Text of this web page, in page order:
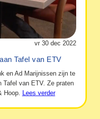
vr 30 dec 2022
Tafel van ETV
en Ad Marijnissen zijn te
Tafel van ETV. Ze praten
Hoop. Lees verder